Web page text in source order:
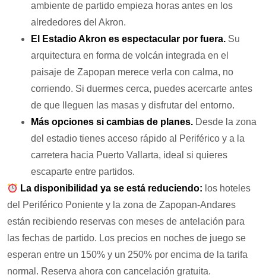
ambiente de partido empieza horas antes en los
alrededores del Akron.
El Estadio Akron es espectacular por fuera. Su
arquitectura en forma de volcán integrada en el
paisaje de Zapopan merece verla con calma, no
corriendo. Si duermes cerca, puedes acercarte antes
de que lleguen las masas y disfrutar del entorno.
Más opciones si cambias de planes. Desde la zona
del estadio tienes acceso rápido al Periférico y a la
carretera hacia Puerto Vallarta, ideal si quieres
escaparte entre partidos.
La disponibilidad ya se está reduciendo: los hoteles
del Periférico Poniente y la zona de Zapopan-Andares
están recibiendo reservas con meses de antelación para
las fechas de partido. Los precios en noches de juego se
esperan entre un 150% y un 250% por encima de la tarifa
normal. Reserva ahora con cancelación gratuita.